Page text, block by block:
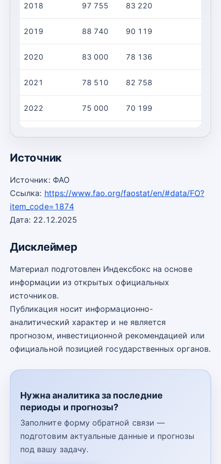
2018 97 755 83 220
2019 88 740 90 119
2020 83 000 78 136
2021 78 510 82 758
2022 75 000 70 199
Источник
Источник: ФАО
Ссылка: https://www.fao.org/faostat/en/#data/FO?
item_code=1874
Дата: 22.12.2025
Дисклеймер
Материал подготовлен Индексбокс на основе
информации из открытых официальных
источников.
Публикация носит информационно-
аналитический характер и не является
прогнозом, инвестиционной рекомендацией или
официальной позицией государственных органов.
Нужна аналитика за последние
периоды и прогнозы?
Заполните форму обратной связи —
подготовим актуальные данные и прогнозы
под вашу задачу.